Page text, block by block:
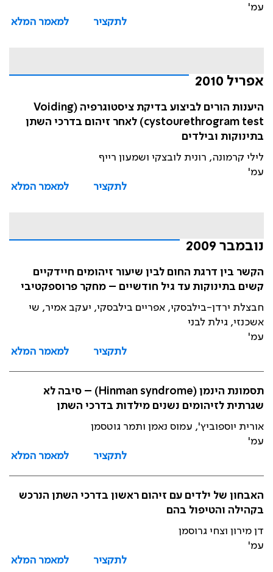
עמ'
לתקציר
למאמר המלא
אפריל 2010
היענות הורים לביצוע בדיקת ציסטוגרפיה (Voiding
cystourethrogram test) לאחר זיהום בדרכי השתן
בתינוקות ובילדים
לילי קרמונה, רונית לובצקי ושמעון רייף
עמ'
לתקציר
למאמר המלא
נובמבר 2009
הקשר בין דרגת החום לבין שיעור זיהומים חיידקיים
קשים בתינוקות עד גיל חודשיים – מחקר פרוספקטיבי
חבצלת ירדן-בילבסקי, אפריים בילבסקי, יעקב אמיר, שי
אשכנזי, גילת לבני
עמ'
לתקציר
למאמר המלא
תסמונת הינמן (Hinman syndrome) – סיבה לא
שגרתית לזיהומים נשנים מילדות בדרכי השתן
אורית יוספוביץ', עמוס נאמן ותמר גוטסמן
עמ'
לתקציר
למאמר המלא
האבחון של ילדים עם זיהום ראשון בדרכי השתן הנרכש
בקהילה והטיפול בהם
דן מירון וצחי גרוסמן
עמ'
לתקציר
למאמר המלא